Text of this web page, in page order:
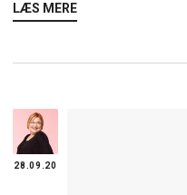
LÆS MERE
28.09.20